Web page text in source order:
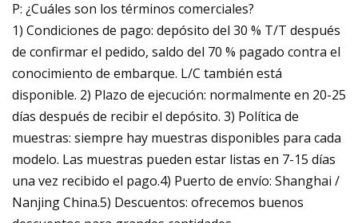
P: ¿Cuáles son los términos comerciales?
1) Condiciones de pago: depósito del 30 % T/T después
de confirmar el pedido, saldo del 70 % pagado contra el
conocimiento de embarque. L/C también está
disponible. 2) Plazo de ejecución: normalmente en 20-25
días después de recibir el depósito. 3) Política de
muestras: siempre hay muestras disponibles para cada
modelo. Las muestras pueden estar listas en 7-15 días
una vez recibido el pago.4) Puerto de envío: Shanghai /
Nanjing China.5) Descuentos: ofrecemos buenos